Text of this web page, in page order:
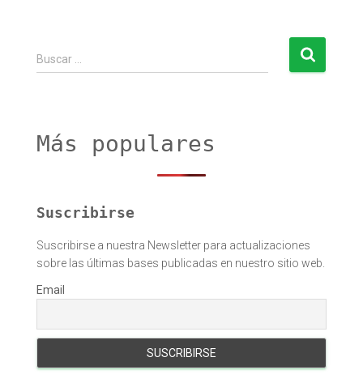
u
Buscar …
Más populares
Suscribirse
Suscribirse a nuestra Newsletter para actualizaciones
sobre las últimas bases publicadas en nuestro sitio web.
Email